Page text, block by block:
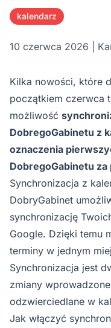
kalendarz
10 czerwca 2026 |
Kilka nowości, które
początkiem czerwca
możliwość
DobregoGabinetu z
oznaczenia
DobregoGabinetu
Synchronizacja z
DobryGabinet
synchronizację
Google. Dzięki temu
terminy w jednym
Synchronizacja jest
zmiany
odzwierciedlane w
Jak włączyć